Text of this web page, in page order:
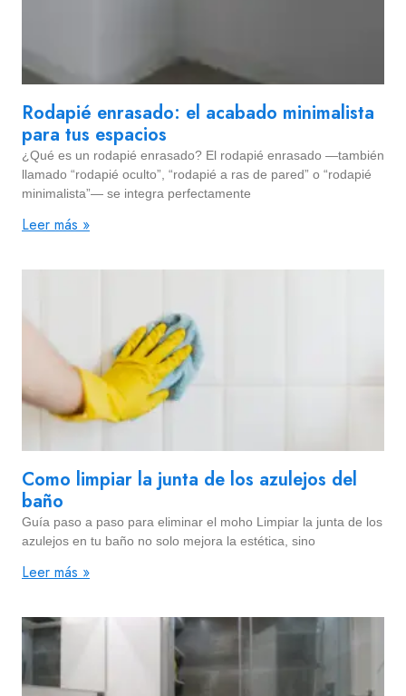
Rodapié enrasado: el acabado minimalista
para tus espacios
¿Qué es un rodapié enrasado? El rodapié enrasado —también
llamado “rodapié oculto”, “rodapié a ras de pared” o “rodapié
minimalista”— se integra perfectamente
Leer más »
Como limpiar la junta de los azulejos del
baño
Guía paso a paso para eliminar el moho Limpiar la junta de los
azulejos en tu baño no solo mejora la estética, sino
Leer más »